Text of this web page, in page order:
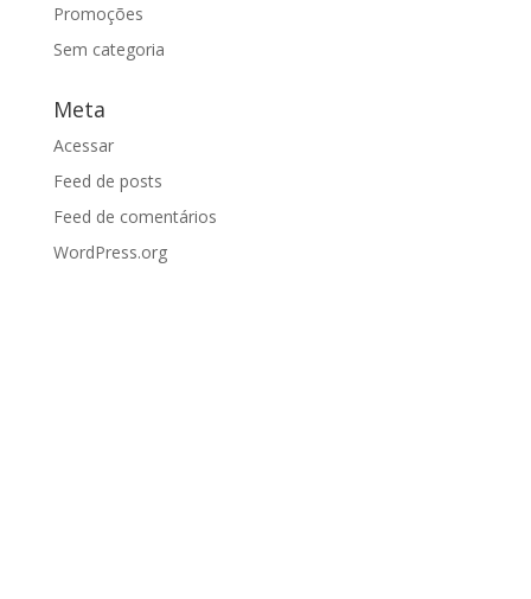
Promoções
Sem categoria
Meta
Acessar
Feed de posts
Feed de comentários
WordPress.org